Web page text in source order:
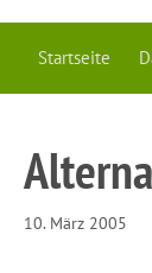
Startseite
10. März 2005